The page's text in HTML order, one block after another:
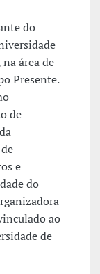
do
área de
Presente.
de
e
do
ao
de